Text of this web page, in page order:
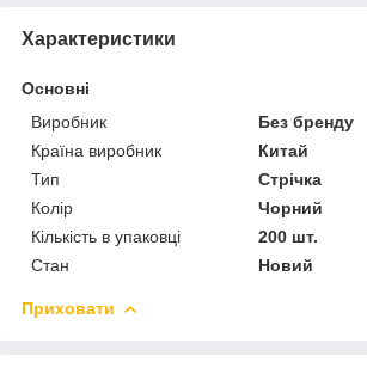
Характеристики
Основні
Виробник
Без бренду
Країна виробник
Китай
Тип
Стрічка
Колір
Чорний
Кількість в упаковці
200 шт.
Стан
Новий
Приховати